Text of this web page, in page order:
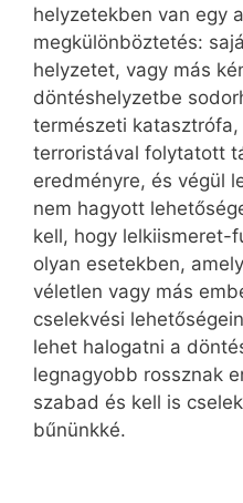
helyzetekben van egy
megkülönböztetés:
helyzetet, vagy más
döntéshelyzetbe
természeti
terroristával folytatott
eredményre, és végül
nem hagyott
kell, hogy lelkiismeret-
olyan esetekben,
véletlen vagy más
cselekvési
lehet halogatni a
legnagyobb rossznak
szabad és kell is
bűnünkké.